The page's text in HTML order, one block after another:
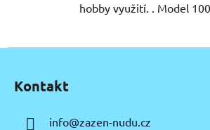
hobby využití. . Model
Kontakt
info@zazen-nudu.cz